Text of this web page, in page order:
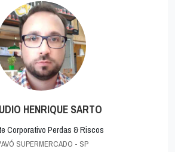
HENRIQUE SARTO
Corporativo Perdas & Riscos
SUPERMERCADO - SP